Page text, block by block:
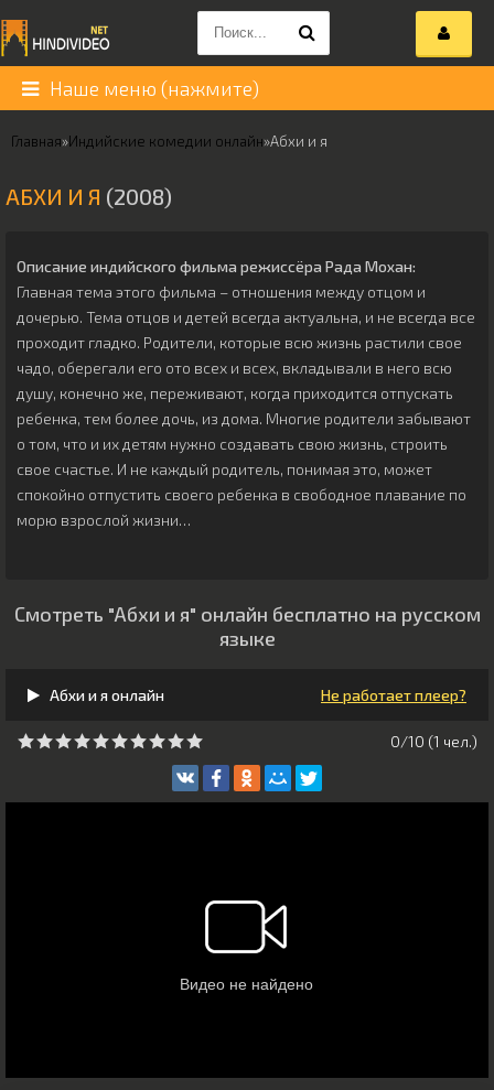
Наше меню (нажмите)
Главная»Индийские комедии онлайн»Абхи и я
АБХИ И Я (2008)
Описание индийского фильма режиссёра Рада Мохан:
Главная тема этого фильма – отношения между отцом и
дочерью. Тема отцов и детей всегда актуальна, и не всегда все
проходит гладко. Родители, которые всю жизнь растили свое
чадо, оберегали его ото всех и всех, вкладывали в него всю
душу, конечно же, переживают, когда приходится отпускать
ребенка, тем более дочь, из дома. Многие родители забывают
о том, что и их детям нужно создавать свою жизнь, строить
свое счастье. И не каждый родитель, понимая это, может
спокойно отпустить своего ребенка в свободное плавание по
морю взрослой жизни…
Смотреть "Абхи и я" онлайн бесплатно на русском
языке
Абхи и я онлайн Не работает плеер?
0/10 (1 чeл.)